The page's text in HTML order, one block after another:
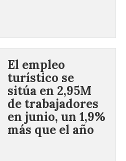
El empleo
turístico se
sitúa en 2,95M
de trabajadores
en junio, un 1,9%
más que el año
un
la